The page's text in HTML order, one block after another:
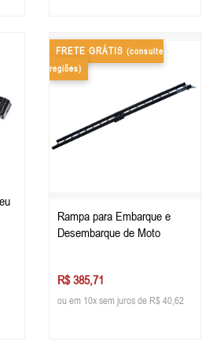
FRETE GRÁTIS (consulte
regiões)
Rampa para Embarque e
Desembarque de Moto
R$ 385,71
ou em 10x sem juros de R$ 40,62